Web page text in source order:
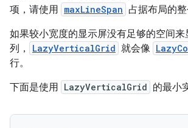
项，请使用 maxLineSpan 占据布局的整
如果较小宽度的显示屏没有足够的空间
列，
LazyVerticalGrid 就会像
行。
下面是使用 LazyVerticalGrid 的最小